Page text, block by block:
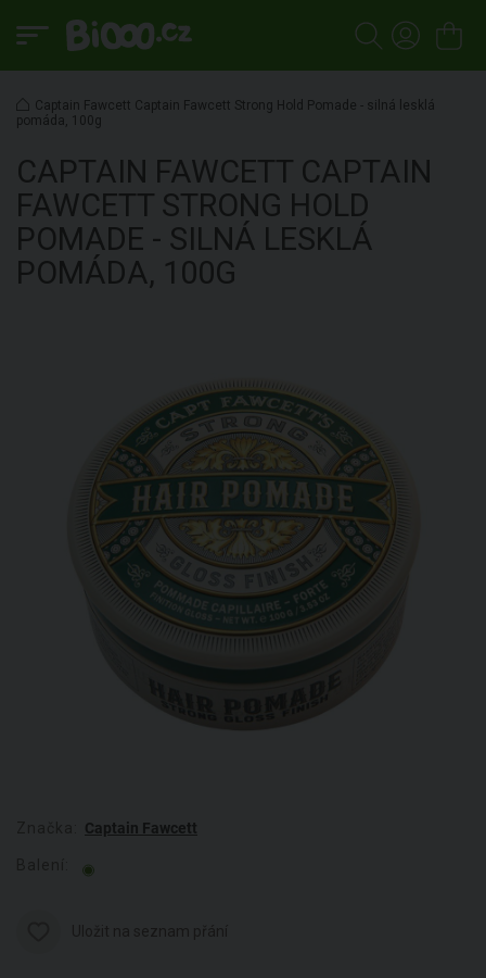
Captain Fawcett Captain Fawcett Strong Hold Pomade - silná lesklá
pomáda, 100g
CAPTAIN FAWCETT CAPTAIN
FAWCETT STRONG HOLD
POMADE - SILNÁ LESKLÁ
POMÁDA, 100G
Captain Fawcett